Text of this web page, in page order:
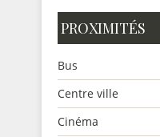
PROXIMITÉS
Bus
Centre ville
Cinéma